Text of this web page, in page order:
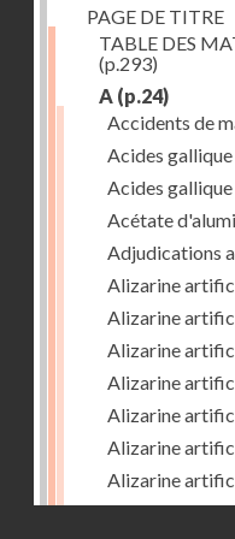
PAGE DE TITRE
TABLE DES
(p.293)
A (p.24)
Accidents de
Acides
Acides
Acétate
Adjudications
Alizarine
Alizarine
Alizarine
Alizarine
Alizarine
Alizarine
Alizarine
Alizarine